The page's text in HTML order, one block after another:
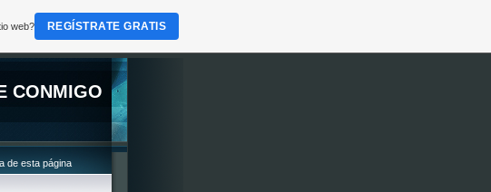
CONMIGO
de esta página
web? REGÍSTRATE GRATIS